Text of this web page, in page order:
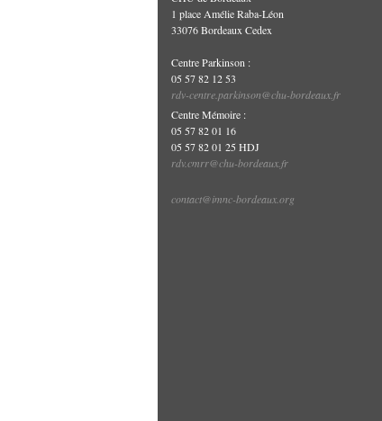
1 place Amélie Raba-Léon
33076 Bordeaux Cedex
Centre Parkinson :
05 57 82 12 53
rdv-centre.parkinson@chu-bordeaux.fr
Centre Mémoire :
05 57 82 01 16
05 57 82 01 25 HDJ
rdv.cmrr@chu-bordeaux.fr
contact@imnc-bordeaux.org